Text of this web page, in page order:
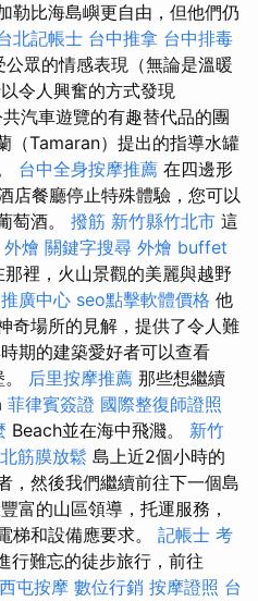
勒比海島嶼更自由，但他們仍
北記帳士 台中推拿 台中排毒
公眾的情感表現（無論是溫暖
令人興奮的方式發現
汽車遊覽的有趣替代品的團
（Tamaran）提出的指導水罐
台中全身按摩推薦 在四邊形
店餐廳停止特殊體驗，您可以
萄酒。 撥筋 新竹縣竹北市 這
外燴 關鍵字搜尋 外燴 buffet
裡，火山景觀的美麗與越野
廣中心 seo點擊軟體價格 他
奇場所的見解，提供了令人難
期的建築愛好者可以查看
后里按摩推薦 那些想繼續
菲律賓簽證 國際整復師證照
Beach並在海中飛濺。 新竹
筋膜放鬆 島上近2個小時的
，然後我們繼續前往下一個島
富的山區領導，托運服務，
梯和設備應要求。 記帳士 考
行難忘的徒步旅行，前往
西屯按摩 數位行銷 按摩證照 台